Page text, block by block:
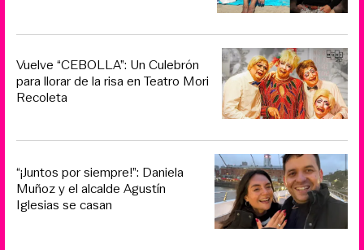
Vuelve “CEBOLLA”: Un Culebrón
para llorar de la risa en Teatro Mori
Recoleta
“¡Juntos por siempre!”: Daniela
Muñoz y el alcalde Agustín
Iglesias se casan